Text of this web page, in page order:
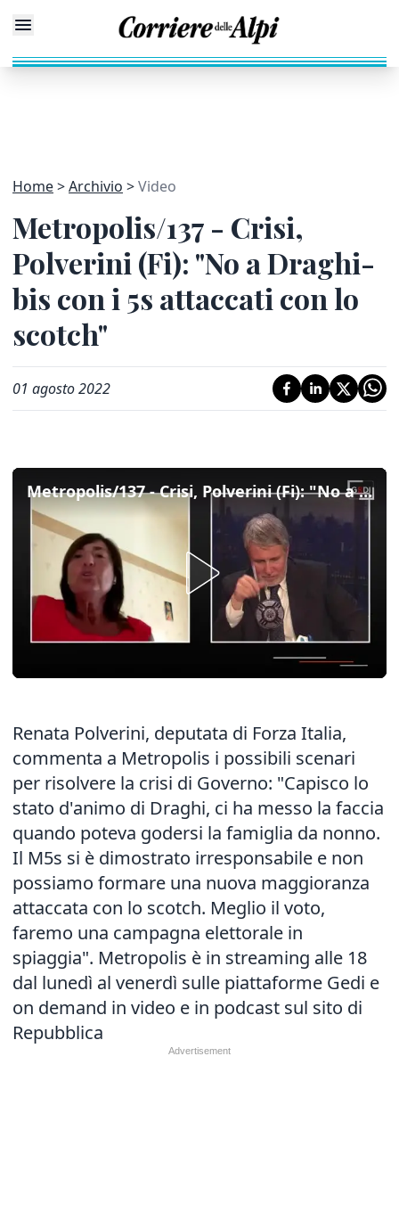
Home Archivio Video
Metropolis/137 - Crisi,
Polverini (Fi): "No a Draghi-
bis con i 5s attaccati con lo
scotch"
01 agosto 2022
Metropolis/137 - Crisi, Polverini (Fi): "No a Draghi-bis con i 5s attaccati con lo scotch"
Renata Polverini, deputata di Forza Italia,
commenta a Metropolis i possibili scenari
per risolvere la crisi di Governo: "Capisco lo
stato d'animo di Draghi, ci ha messo la faccia
quando poteva godersi la famiglia da nonno.
Il M5s si è dimostrato irresponsabile e non
possiamo formare una nuova maggioranza
attaccata con lo scotch. Meglio il voto,
faremo una campagna elettorale in
spiaggia". Metropolis è in streaming alle 18
dal lunedì al venerdì sulle piattaforme Gedi e
on demand in video e in podcast sul sito di
Repubblica